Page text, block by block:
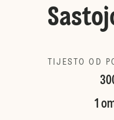
TIJESTO OD
1